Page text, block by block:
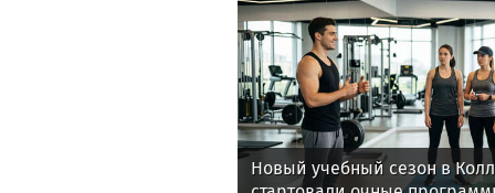
Новый учебный сезон в